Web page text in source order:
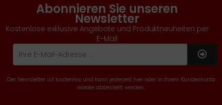
Abonnieren Sie unseren
Newsletter
Kostenlose exklusive Angebote und Produktneuheiten per
E-Mail
Der Newsletter ist kostenlos und kann jederzeit hier oder in Ihrem Kundenkonto
wieder abbestellt werden.